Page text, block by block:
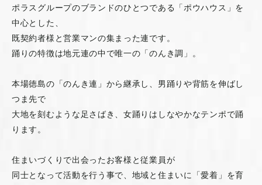
ポラスグループのブランドのひとつである「ポウハウス」を
中心とした、
既契約者様と営業マンの集まった連です。
踊りの特徴は地元連の中で唯一の「のんき調」。
本場徳島の「のんき連」から継承し、男踊りや背筋を伸ばし
つま先で
大地を刻むような足さばき、女踊りはしなやかなテンポで踊
ります。
住まいづくりで出会ったお客様と従業員が
同士となって活動を行う事で、地域と住まいに「愛着」を育